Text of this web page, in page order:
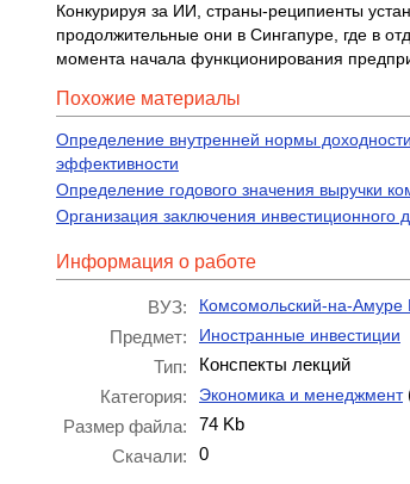
Конкурируя за ИИ, страны-реципиенты
продолжительные они в Сингапуре, где в
момента начала функционирования
Похожие материалы
Определение внутренней нормы
эффективности
Определение годового значения выручки
Организация заключения инвестиционного
Информация о работе
ВУЗ: Комсомольский-на-Амуре
Предмет: Иностранные инвестиции
Тип:
Конспекты лекций
Категория:
Экономика и менеджмент
Размер файла:
74 Kb
Скачали:
0